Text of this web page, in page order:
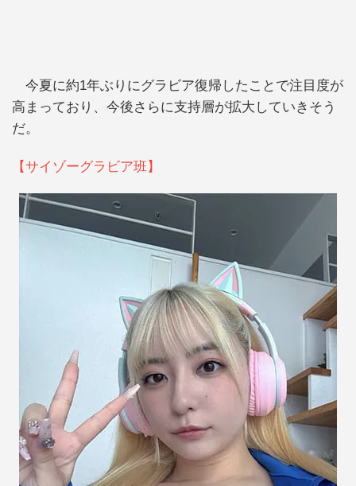
今夏に約1年ぶりにグラビア復帰したことで注目度が
高まっており、今後さらに支持層が拡大していきそう
だ。
【サイゾーグラビア班】